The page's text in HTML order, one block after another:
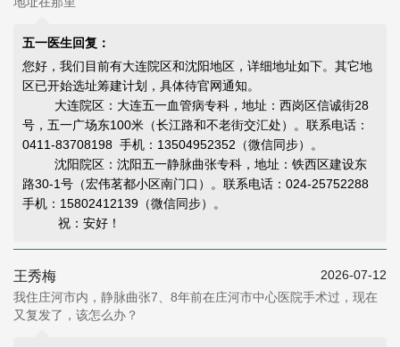
五一医生回复：
您好，我们目前有大连院区和沈阳地区，详细地址如下。其它地
区已开始选址筹建计划，具体待官网通知。
大连院区：大连五一血管病专科，地址：西岗区信诚街28
号，五一广场东100米（长江路和不老街交汇处）。联系电话：
0411-83708198 手机：13504952352（微信同步）。
沈阳院区：沈阳五一静脉曲张专科，地址：铁西区建设东
路30-1号（宏伟茗都小区南门口）。联系电话：024-25752288
手机：15802412139（微信同步）。
祝：安好！
王秀梅
2026-07-12
我住庄河市内，静脉曲张7、8年前在庄河市中心医院手术过，现在
又复发了，该怎么办？